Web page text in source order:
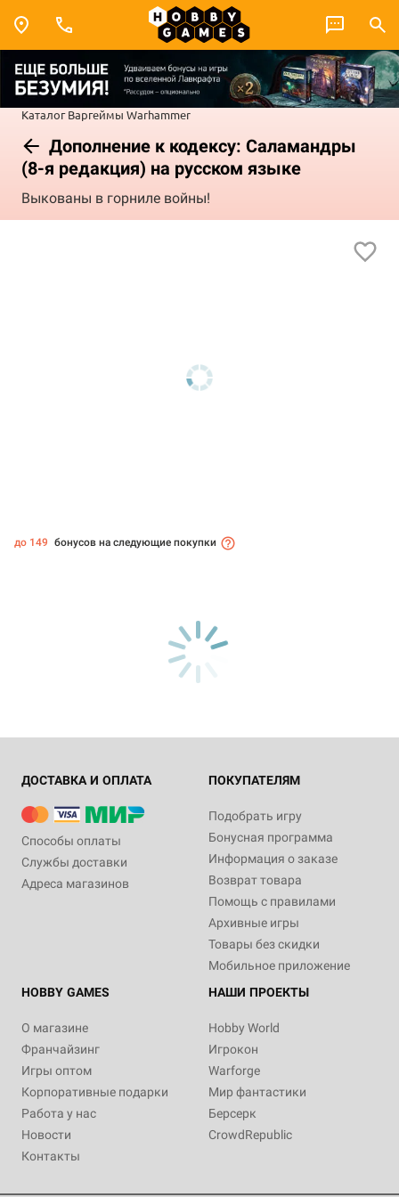
Каталог Варгеймы Warhammer
Дополнение к кодексу: Саламандры
(8-я редакция) на русском языке
Выкованы в горниле войны!
до 149 бонусов на следующие покупки
ДОСТАВКА И ОПЛАТА
Способы оплаты
Службы доставки
Адреса магазинов
ПОКУПАТЕЛЯМ
Подобрать игру
Бонусная программа
Информация о заказе
Возврат товара
Помощь с правилами
Архивные игры
Товары без скидки
Мобильное приложение
HOBBY GAMES
О магазине
Франчайзинг
Игры оптом
Корпоративные подарки
Работа у нас
Новости
Контакты
НАШИ ПРОЕКТЫ
Hobby World
Игрокон
Warforge
Мир фантастики
Берсерк
CrowdRepublic